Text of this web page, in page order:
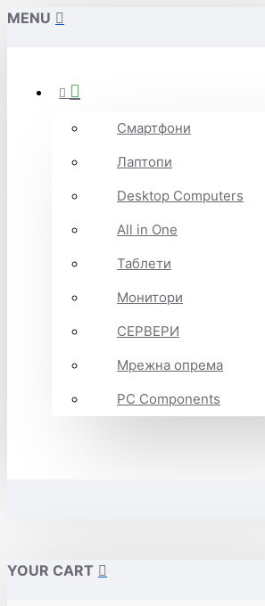
MENU
Смартфони
Лаптопи
Desktop Computers
All in One
Таблети
Монитори
СЕРВЕРИ
Мрежна опрема
PC Components
YOUR CART